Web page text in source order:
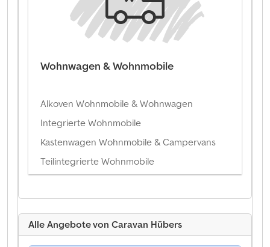
Wohnwagen & Wohnmobile
Alkoven Wohnmobile & Wohnwagen
Integrierte Wohnmobile
Kastenwagen Wohnmobile & Campervans
Teilintegrierte Wohnmobile
Alle Angebote von Caravan Hübers